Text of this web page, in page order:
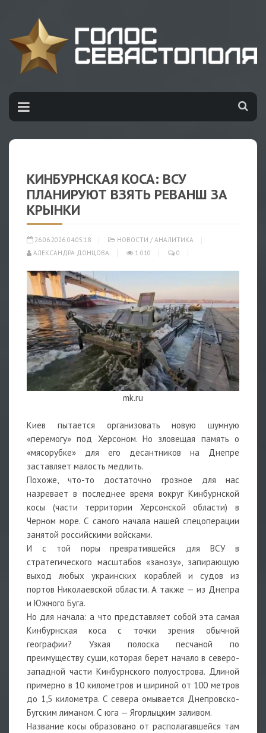
КИНБУРНСКАЯ КОСА: ВСУ
ПЛАНИРУЮТ ВЗЯТЬ РЕВАНШ ЗА
КРЫНКИ
26.06.2026 04:05:18 НОВОСТИ / АНАЛИТИКА
АЛЕКСАНДРА ДОНЦОВА
1 010 0
mk.ru
Киев пытается организовать новую шумную
«перемогу» под Херсоном. Но зловещая память о
«мясорубке» для его десантников на Днепре
заставляет малость медлить.
Похоже, что-то достаточно грозное для нас
назревает в последнее время вокруг Кинбурнской
косы (части территории Херсонской области) в
Черном море. С самого начала нашей спецоперации
занятой российскими войсками.
И с той поры превратившейся для ВСУ в
стратегического масштабов «занозу», запирающую
выход любых украинских кораблей и судов из
портов Николаевской области. А также — из Днепра
и Южного Буга.
Но для начала: а что представляет собой эта самая
Кинбурнская коса с точки зрения обычной
географии? Узкая полоска песчаной по
преимуществу суши, которая берет начало в северо-
западной части Кинбурнского полуострова. Длиной
примерно в 10 километров и шириной от 100 метров
до 1,5 километра. С севера омывается Днепровско-
Бугским лиманом. С юга — Ягорлыцким заливом.
Название косы образовано от располагавшейся там